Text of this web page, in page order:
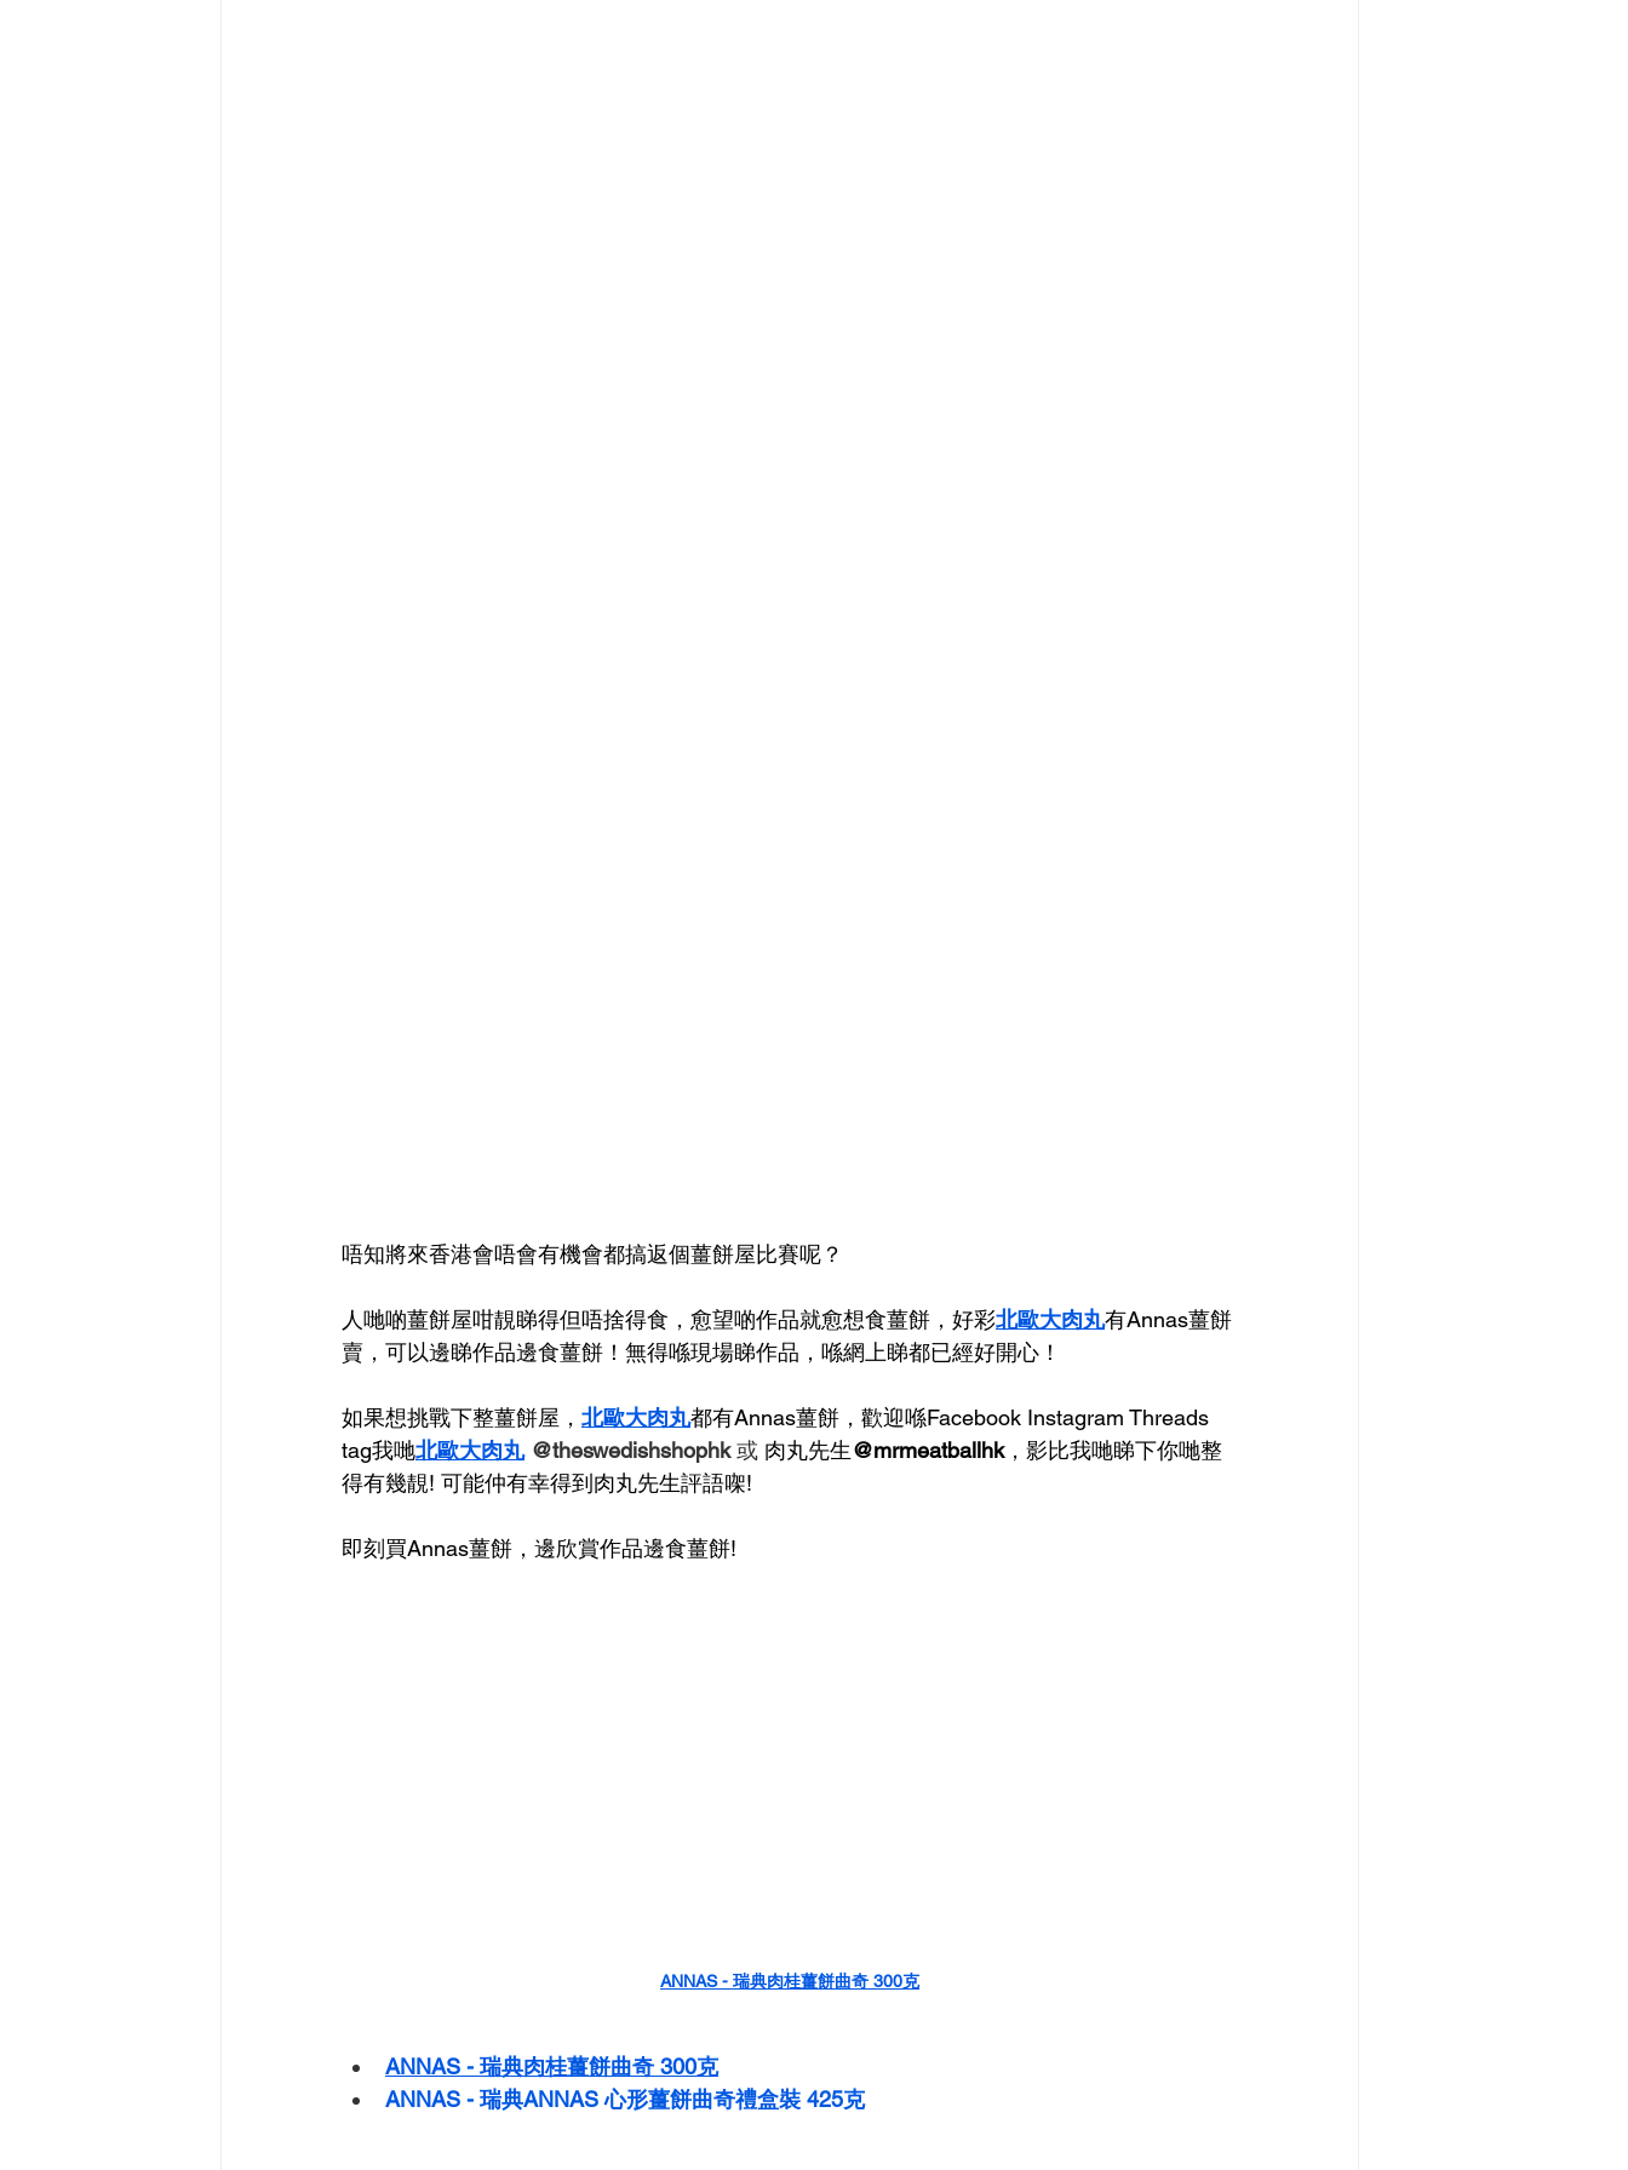
唔知將來香港會唔會有機會都搞返個薑餅屋比賽呢？
人哋啲薑餅屋咁靚睇得但唔捨得食，愈望啲作品就愈想食薑餅，好彩北歐大肉丸有Annas薑餅
賣，可以邊睇作品邊食薑餅！無得喺現場睇作品，喺網上睇都已經好開心！
如果想挑戰下整薑餅屋， 北歐大肉丸都有Annas薑餅，歡迎喺Facebook Instagram Threads
tag我哋北歐大肉丸 @theswedishshophk 或 肉丸先生@mrmeatballhk，影比我哋睇下你哋整
得有幾靚! 可能仲有幸得到肉丸先生評語㗎!
即刻買Annas薑餅，邊欣賞作品邊食薑餅!
ANNAS - 瑞典肉桂薑餅曲奇 300克
ANNAS - 瑞典肉桂薑餅曲奇 300克
ANNAS - 瑞典ANNAS 心形薑餅曲奇禮盒裝 425克